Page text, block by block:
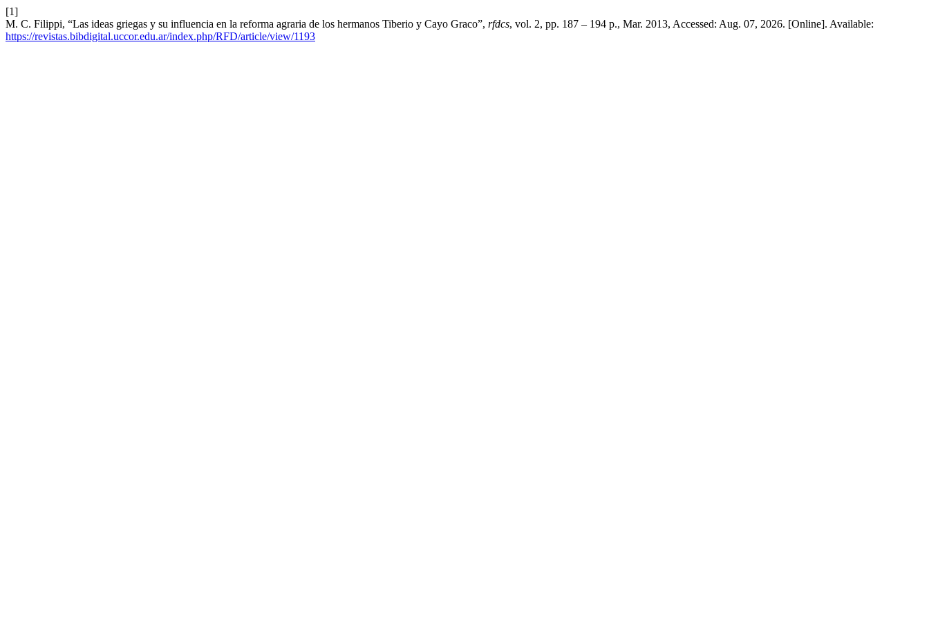
[1]
M. C. Filippi, “Las ideas griegas y su influencia en la reforma agraria de los hermanos Tiberio y Cayo Graco”, rfdcs, vol. 2, pp. 187 – 194 p., Mar. 2013, Accessed: Aug. 07, 2026. [Online]. Available:
https://revistas.bibdigital.uccor.edu.ar/index.php/RFD/article/view/1193